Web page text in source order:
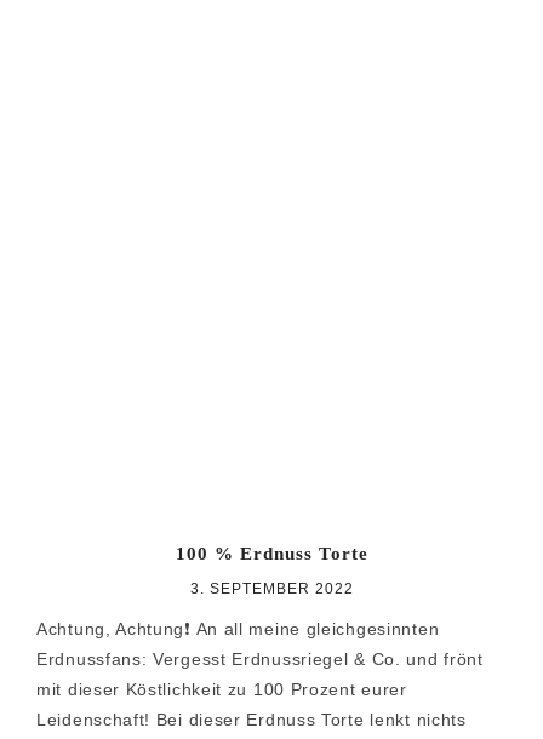
100 % Erdnuss Torte
3. SEPTEMBER 2022
Achtung, Achtung❗️ An all meine gleichgesinnten
Erdnussfans: Vergesst Erdnussriegel & Co. und frönt
mit dieser Köstlichkeit zu 100 Prozent eurer
Leidenschaft! Bei dieser Erdnuss Torte lenkt nichts